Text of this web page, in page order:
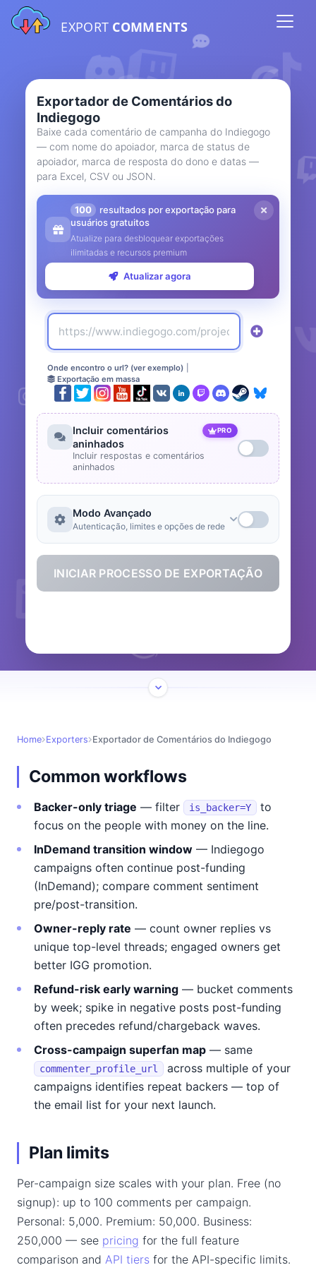
EXPORT COMMENTS
Exportador de Comentários do
Indiegogo
Baixe cada comentário de campanha do Indiegogo
— com nome do apoiador, marca de status de
apoiador, marca de resposta do dono e datas —
para Excel, CSV ou JSON.
100
resultados por exportação para
usuários gratuitos
Atualize para desbloquear exportações
ilimitadas e recursos premium
Atualizar agora
Onde encontro o url? (ver exemplo)
Exportação em massa
Incluir comentários
aninhados
PRO
Incluir respostas e comentários
aninhados
Modo Avançado
Autenticação, limites e opções de rede
INICIAR PROCESSO DE EXPORTAÇÃO
Home Exporters Exportador de Comentários do Indiegogo
Common workflows
Backer-only triage — filter is_backer=Y
to
focus on the people with money on the line.
InDemand transition window — Indiegogo
campaigns often continue post-funding
(InDemand); compare comment sentiment
pre/post-transition.
Owner-reply rate — count owner replies vs
unique top-level threads; engaged owners get
better IGG promotion.
Refund-risk early warning — bucket comments
by week; spike in negative posts post-funding
often precedes refund/chargeback waves.
Cross-campaign superfan map — same
commenter_profile_url
across multiple of your
campaigns identifies repeat backers — top of
the email list for your next launch.
Plan limits
Per-campaign size scales with your plan. Free (no
signup): up to 100 comments per campaign.
Personal: 5,000. Premium: 50,000. Business:
250,000 — see pricing for the full feature
comparison and API tiers for the API-specific limits.